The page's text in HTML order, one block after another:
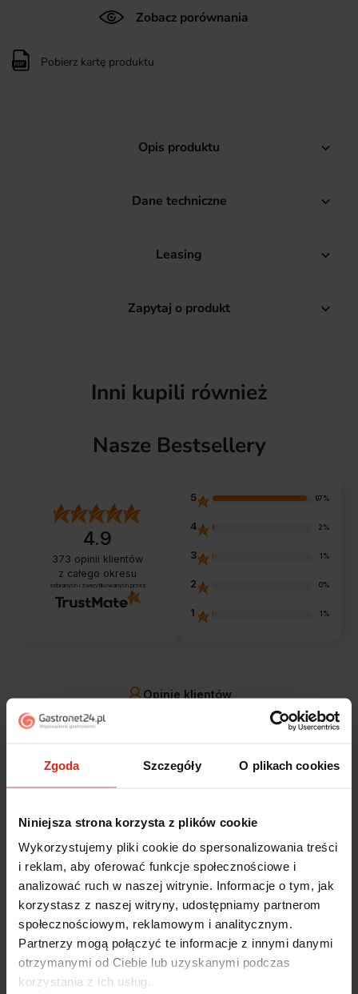
Zgoda Szczegóły O plikach cookies
Niniejsza strona korzysta z plików cookie
Wykorzystujemy pliki cookie do spersonalizowania treści
i reklam, aby oferować funkcje społecznościowe i
analizować ruch w naszej witrynie. Informacje o tym, jak
korzystasz z naszej witryny, udostępniamy partnerom
społecznościowym, reklamowym i analitycznym.
Partnerzy mogą połączyć te informacje z innymi danymi
otrzymanymi od Ciebie lub uzyskanymi podczas
korzystania z ich usług.
Zobacz porównania
Pobierz kartę produktu
Opis produktu 
Dane techniczne 
Leasing 
Zapytaj o produkt 
Inni kupili również
Nasze Bestsellery
4.9
373 opinii klientów
z całego okresu
zebranych i zweryfikowanych przez
5 97%
4 2%
3 1%
2 0%
1 1%
Opinie klientów
filtry
Jak zbieramy opinie?
5
Zostałem świetnie obsłużony. Brawa dla pracowników.
wczoraj
Alicja zweryfikowano
5
Jestem zaskoczona, że ta paczka dotarła do mnie tak
szybko. Paczka dotarła cała i zdrowa. Szybko,
sprawnie, bez problemów. Bardzo pomocna obsługa